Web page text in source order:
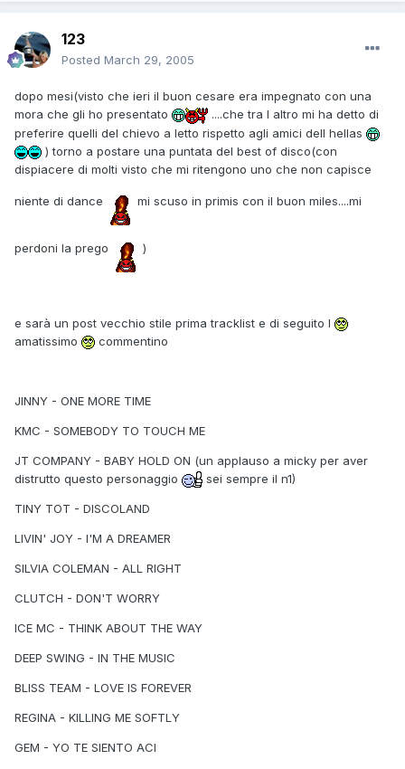
123
Posted March 29, 2005
dopo mesi(visto che ieri il buon cesare era impegnato con una
mora che gli ho presentato
....che tra l altro mi ha detto di
preferire quelli del chievo a letto rispetto agli amici dell hellas
) torno a postare una puntata del best of disco(con
dispiacere di molti visto che mi ritengono uno che non capisce
niente di dance mi scuso in primis con il buon miles....mi
perdoni la prego )
e sarà un post vecchio stile prima tracklist e di seguito l
amatissimo
commentino
JINNY - ONE MORE TIME
KMC - SOMEBODY TO TOUCH ME
JT COMPANY - BABY HOLD ON (un applauso a micky per aver
distrutto questo personaggio
sei sempre il n1)
TINY TOT - DISCOLAND
LIVIN' JOY - I'M A DREAMER
SILVIA COLEMAN - ALL RIGHT
CLUTCH - DON'T WORRY
ICE MC - THINK ABOUT THE WAY
DEEP SWING - IN THE MUSIC
BLISS TEAM - LOVE IS FOREVER
REGINA - KILLING ME SOFTLY
GEM - YO TE SIENTO ACI